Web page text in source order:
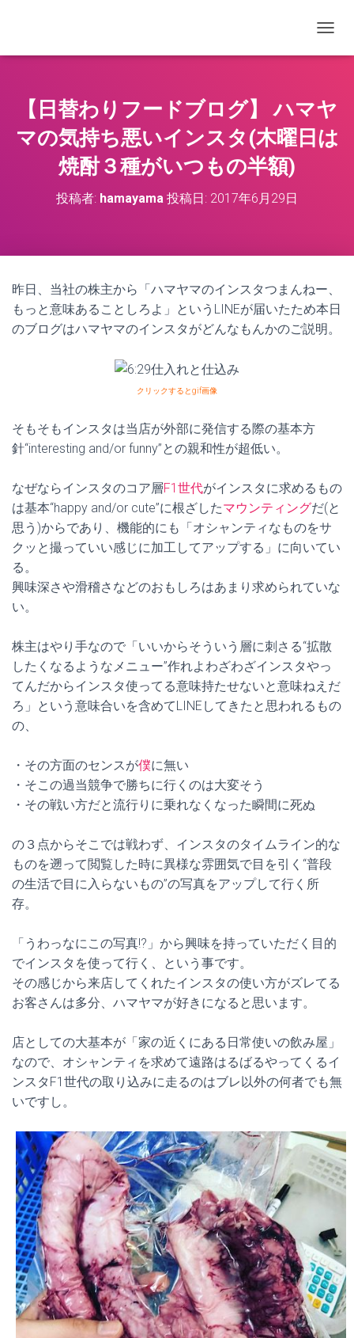
【日替わりフードブログ】 ハマヤ
マの気持ち悪いインスタ(木曜日は
焼酎３種がいつもの半額)
投稿者: hamayama 投稿日: 2017年6月29日
昨日、当社の株主から「ハマヤマのインスタつまんねー、
もっと意味あることしろよ」というLINEが届いたため本日
のブログはハマヤマのインスタがどんなもんかのご説明。
クリックするとgif画像
そもそもインスタは当店が外部に発信する際の基本方
針“interesting and/or funny”との親和性が超低い。
なぜならインスタのコア層F1世代がインスタに求めるもの
は基本“happy and/or cute”に根ざしたマウンティングだ(と
思う)からであり、機能的にも「オシャンティなものをサ
クッと撮っていい感じに加工してアップする」に向いてい
る。
興味深さや滑稽さなどのおもしろはあまり求められていな
い。
株主はやり手なので「いいからそういう層に刺さる“拡散
したくなるようなメニュー”作れよわざわざインスタやっ
てんだからインスタ使ってる意味持たせないと意味ねえだ
ろ」という意味合いを含めてLINEしてきたと思われるもの
の、
・その方面のセンスが僕に無い
・そこの過当競争で勝ちに行くのは大変そう
・その戦い方だと流行りに乗れなくなった瞬間に死ぬ
の３点からそこでは戦わず、インスタのタイムライン的な
ものを遡って閲覧した時に異様な雰囲気で目を引く“普段
の生活で目に入らないもの”の写真をアップして行く所
存。
「うわっなにこの写真!?」から興味を持っていただく目的
でインスタを使って行く、という事です。
その感じから来店してくれたインスタの使い方がズレてる
お客さんは多分、ハマヤマが好きになると思います。
店としての大基本が「家の近くにある日常使いの飲み屋」
なので、オシャンティを求めて遠路はるばるやってくるイ
ンスタF1世代の取り込みに走るのはブレ以外の何者でも無
いですし。